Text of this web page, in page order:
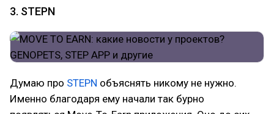
3. STEPN
Думаю про STEPN объяснять никому не нужно.
Именно благодаря ему начали так бурно